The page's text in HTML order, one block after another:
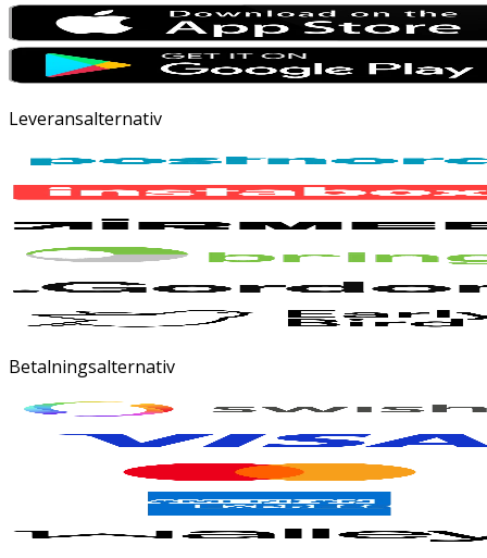
Leveransalternativ
Betalningsalternativ